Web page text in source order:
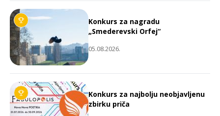
Konkurs za nagradu
„Smederevski Orfej“
05.08.2026.
Konkurs za najbolju neobjavljenu
zbirku priča